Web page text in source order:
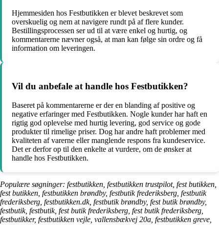
Hjemmesiden hos Festbutikken er blevet beskrevet som
overskuelig og nem at navigere rundt på af flere kunder.
Bestillingsprocessen ser ud til at være enkel og hurtig, og
kommentarerne nævner også, at man kan følge sin ordre og få
information om leveringen.
Vil du anbefale at handle hos Festbutikken?
Baseret på kommentarerne er der en blanding af positive og
negative erfaringer med Festbutikken. Nogle kunder har haft en
rigtig god oplevelse med hurtig levering, god service og gode
produkter til rimelige priser. Dog har andre haft problemer med
kvaliteten af varerne eller manglende respons fra kundeservice.
Det er derfor op til den enkelte at vurdere, om de ønsker at
handle hos Festbutikken.
Populære søgninger: festbutikken, festbutikken trustpilot, fest butikken,
fest butikken, festbutikken brøndby, festbutik frederiksberg, festbutik
frederiksberg, festbutikken.dk, festbutik brøndby, fest butik brøndby,
festbutik, festbutik, fest butik frederiksberg, fest butik frederiksberg,
festbutikker, festbutikken vejle, vallensbækvej 20a, festbutikken greve,